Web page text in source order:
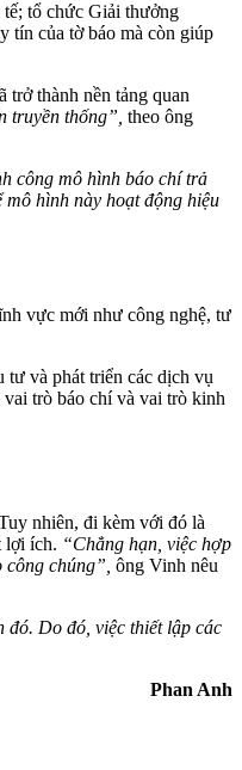
tế; tổ chức Giải thưởng
tín của tờ báo mà còn giúp
thành nền tảng quan
truyền thống”, theo ông
công mô hình báo chí trả
hình này hoạt động hiệu
vực mới như công nghệ, tư
tư và phát triển các dịch vụ
trò báo chí và vai trò kinh
nhiên, đi kèm với đó là
lợi ích. “Chẳng hạn, việc hợp
chúng”, ông Vinh nêu
đó. Do đó, việc thiết lập các
Phan Anh